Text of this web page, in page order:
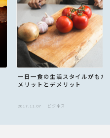
一日一食の生活スタイルがもた
メリットとデメリット
2017.11.07 ビジネス